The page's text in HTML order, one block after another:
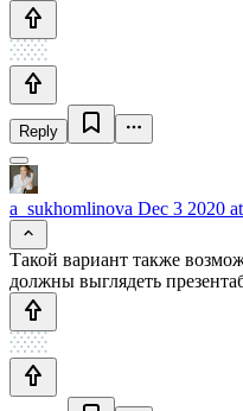
Reply
a_sukhomlinova Dec 3 2020
Такой вариант также
должны выглядеть